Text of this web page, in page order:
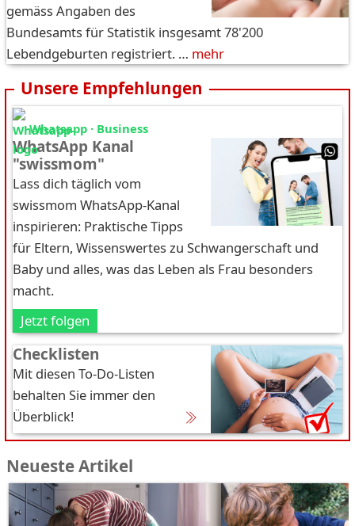
gemäss Angaben des
Bundesamts für Statistik insgesamt 78'200
Lebendgeburten registriert. … mehr
Unsere Empfehlungen
Whatsapp · Business
WhatsApp Kanal
"swissmom"
Lass dich täglich vom
swissmom WhatsApp-Kanal
inspirieren: Praktische Tipps
für Eltern, Wissenswertes zu Schwangerschaft und
Baby und alles, was das Leben als Frau besonders
macht.
Jetzt folgen
Checklisten
Mit diesen To-Do-Listen
behalten Sie immer den
Überblick!
Neueste Artikel